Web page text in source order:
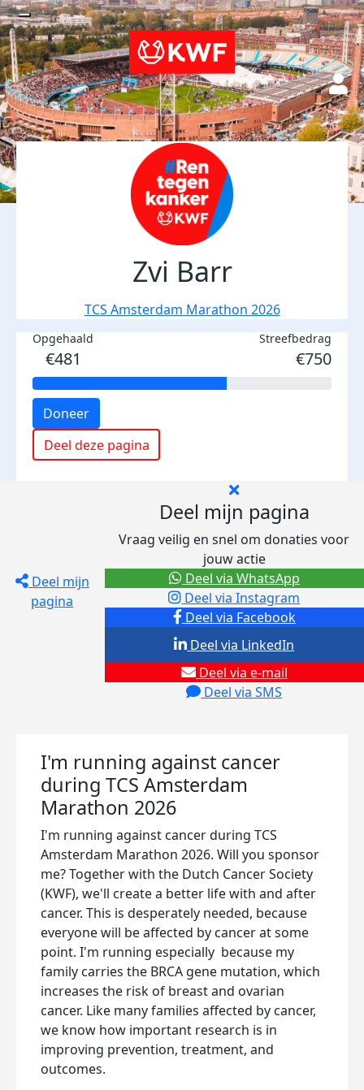
Zvi Barr
TCS Amsterdam Marathon 2026
Opgehaald
€481
Streefbedrag
€750
Doneer
Deel deze pagina
Deel mijn
pagina
Deel mijn pagina
Vraag veilig en snel om donaties voor
jouw actie
Deel via Facebook
Deel via Instagram
Deel via e-mail
Deel via SMS
Deel via LinkedIn
Deel via WhatsApp
I'm running against cancer
during TCS Amsterdam
Marathon 2026
I'm running against cancer during TCS
Amsterdam Marathon 2026. Will you sponsor
me? Together with the Dutch Cancer Society
(KWF), we'll create a better life with and after
cancer. This is desperately needed, because
everyone will be affected by cancer at some
point. I'm running especially because my
family carries the BRCA gene mutation, which
increases the risk of breast and ovarian
cancer. Like many families affected by cancer,
we know how important research is in
improving prevention, treatment, and
outcomes.